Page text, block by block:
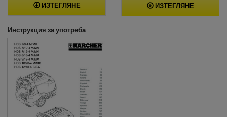
ИЗТЕГЛЯНЕ ИЗТЕГЛЯНЕ
Инструкция за употреба